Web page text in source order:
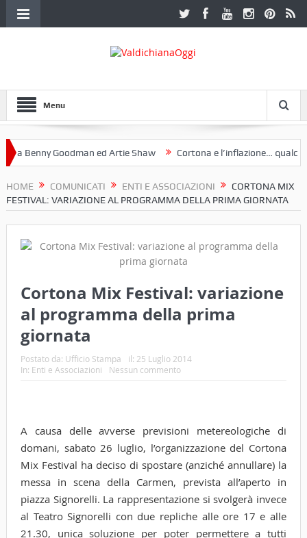
Menu
Benny Goodman ed Artie Shaw Cortona e l’inflazione… qualche
HOME COMUNICATI ENTI E ASSOCIAZIONI
CORTONA MIX
FESTIVAL: VARIAZIONE AL PROGRAMMA DELLA PRIMA GIORNATA
Cortona Mix Festival: variazione
al programma della prima
giornata
Postato da: Ufficio Stampa il: 25 Luglio 2014
In: Enti e Associazioni Nessun commento
A causa delle avverse previsioni metereologiche di
domani, sabato 26 luglio, l’organizzazione del Cortona
Mix Festival ha deciso di spostare (anziché annullare) la
messa in scena della Carmen, prevista all’aperto in
piazza Signorelli. La rappresentazione si svolgerà invece
al Teatro Signorelli con due repliche alle ore 17 e alle
21.30, unica soluzione per poter permettere a tutti